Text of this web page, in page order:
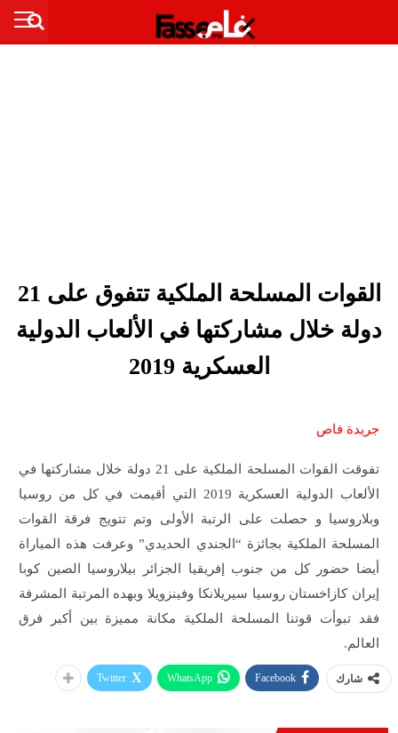
القوات المسلحة الملكية تتفوق على 21
دولة خلال مشاركتها في الألعاب الدولية
العسكرية 2019
جريدة فاص
تفوقت القوات المسلحة الملكية على 21 دولة خلال مشاركتها في
الألعاب الدولية العسكرية 2019 التي أقيمت في كل من روسيا
وبلاروسيا و حصلت على الرتبة الأولى وتم تتويج فرقة القوات
المسلحة الملكية بجائزة “الجندي الحديدي” وعرفت هذه المباراة
أيضا حضور كل من جنوب إفريقيا الجزائر بيلاروسيا الصين كوبا
إيران كازاخستان روسيا سيريلانكا وفينزويلا وبهده المرتبة المشرفة
فقد تبوأت قوتنا المسلحة الملكية مكانة مميزة بين أكبر فرق
العالم.
شارك Facebook
WhatsApp
Twitter